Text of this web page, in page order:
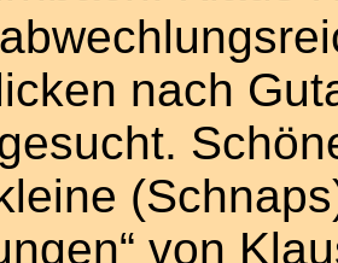
nach
von